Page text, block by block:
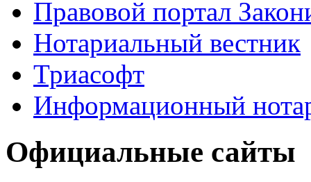
Правовой портал
Нотариальный вестник
Триасофт
Информационный
Официальные сайты